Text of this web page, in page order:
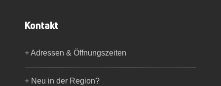
Kontakt
+ Adressen & Öffnungszeiten
+ Neu in der Region?